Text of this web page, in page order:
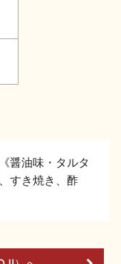
会利酒会
醤油味・タルタ
すき焼き、酢